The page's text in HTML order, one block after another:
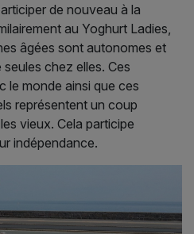
de nouveau à la
au Yoghurt Ladies,
âgées sont autonomes et
chez elles. Ces
le monde ainsi que ces
représentent un coup
vieux. Cela participe
indépendance.